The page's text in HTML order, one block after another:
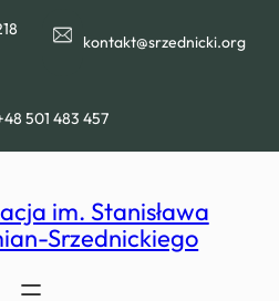
kontakt@srzednicki.org
501 483 457
im. Stanisława
Srzednickiego